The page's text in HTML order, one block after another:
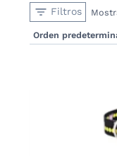
Filtros